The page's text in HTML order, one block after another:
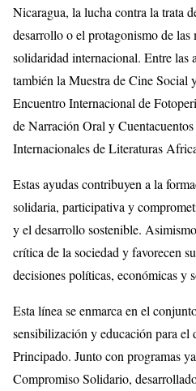
Nicaragua, la lucha contra la trata
desarrollo o el protagonismo de las
solidaridad internacional. Entre las
también la Muestra de Cine Social
Encuentro Internacional de
de Narración Oral y
Internacionales de Literaturas
Estas ayudas contribuyen a la
solidaria, participativa y
y el desarrollo sostenible.
crítica de la sociedad y favorecen
decisiones políticas, económicas y
Esta línea se enmarca en el
sensibilización y educación para el
Principado. Junto con programas
Compromiso Solidario,